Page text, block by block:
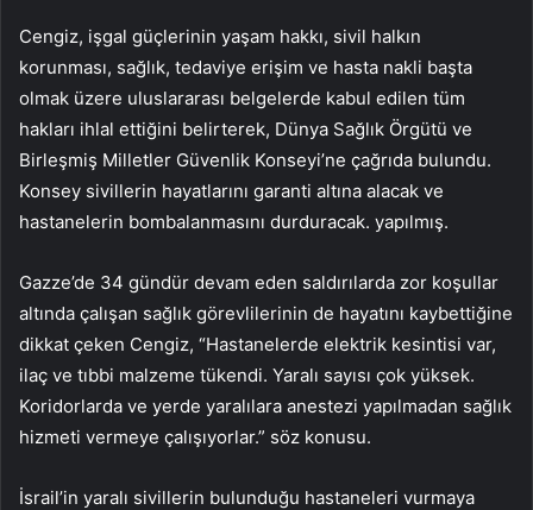
Cengiz, işgal güçlerinin yaşam hakkı, sivil halkın
korunması, sağlık, tedaviye erişim ve hasta nakli başta
olmak üzere uluslararası belgelerde kabul edilen tüm
hakları ihlal ettiğini belirterek, Dünya Sağlık Örgütü ve
Birleşmiş Milletler Güvenlik Konseyi’ne çağrıda bulundu.
Konsey sivillerin hayatlarını garanti altına alacak ve
hastanelerin bombalanmasını durduracak. yapılmış.
Gazze’de 34 gündür devam eden saldırılarda zor koşullar
altında çalışan sağlık görevlilerinin de hayatını kaybettiğine
dikkat çeken Cengiz, “Hastanelerde elektrik kesintisi var,
ilaç ve tıbbi malzeme tükendi. Yaralı sayısı çok yüksek.
Koridorlarda ve yerde yaralılara anestezi yapılmadan sağlık
hizmeti vermeye çalışıyorlar.” söz konusu.
İsrail’in yaralı sivillerin bulunduğu hastaneleri vurmaya